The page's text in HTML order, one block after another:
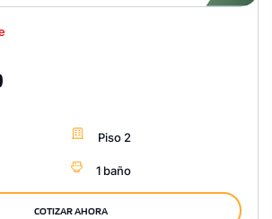
Piso 2
1 baño
COTIZAR AHORA